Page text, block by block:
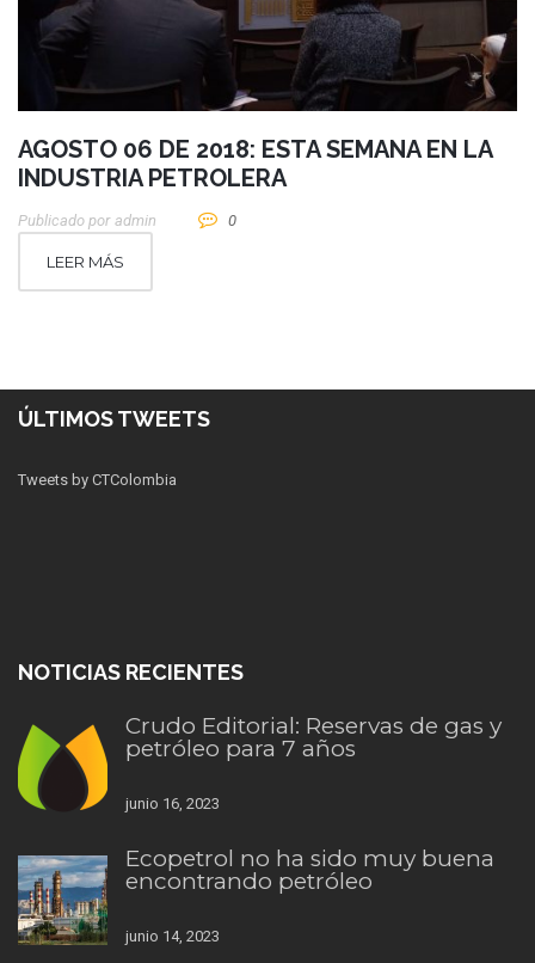
AGOSTO 06 DE 2018: ESTA SEMANA EN LA
INDUSTRIA PETROLERA
Publicado por Admin 0
LEER MÁS
ÚLTIMOS TWEETS
Tweets by CTColombia
NOTICIAS RECIENTES
Crudo Editorial: Reservas de gas y
petróleo para 7 años
junio 16, 2023
Ecopetrol no ha sido muy buena
encontrando petróleo
junio 14, 2023